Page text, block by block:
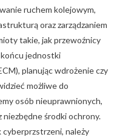
ruchem kolejowym,
oraz zarządzaniem
takie, jak przewoźnicy
jednostki
planując wdrożenie czy
możliwe do
osób nieuprawnionych,
środki ochrony.
cyberprzstrzeni, należy